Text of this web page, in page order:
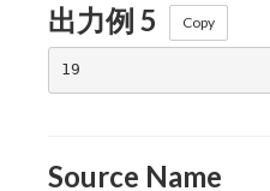
出力例 5 Copy
Source Name